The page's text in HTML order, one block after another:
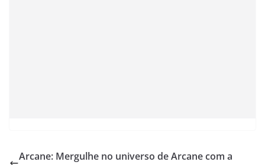
Arcane: Mergulhe no universo de Arcane com a